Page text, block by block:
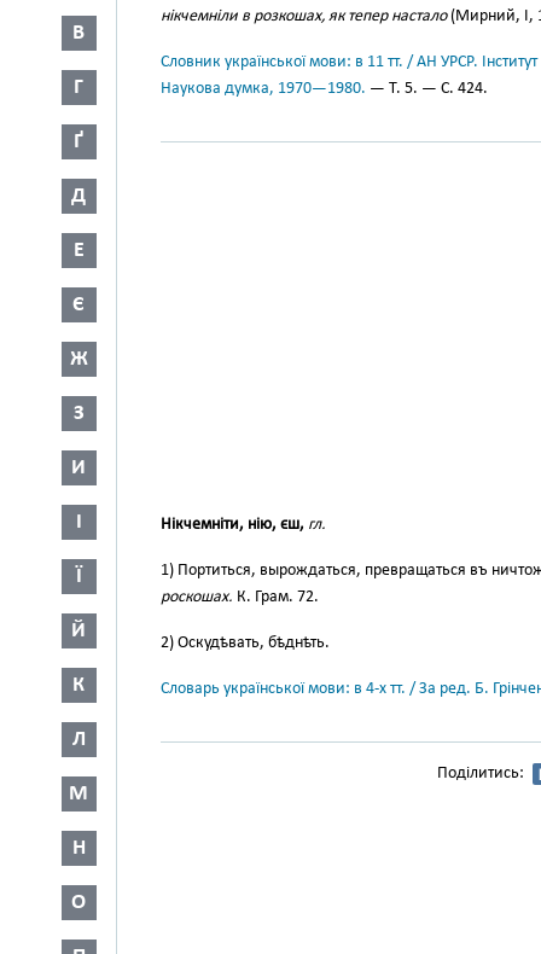
В
Г
Ґ
Д
Е
Є
Ж
З
И
І
Ї
Й
К
Л
М
Н
О
нікчемніли в розкошах, як тепер настало(Мирний, І,
Словник української мови: в 11 тт. / АН УРСР.
Наукова думка, 1970—1980. — Т. 5. — С. 424.
Нікчемніти, нію, єш, гл.
1) Портиться, вырождаться, превращаться въ
роскошах. К. Грам. 72.
2) Оскудѣвать, бѣднѣть.
Словарь української мови: в 4-х тт. / За ред. Б.
Поділитись: